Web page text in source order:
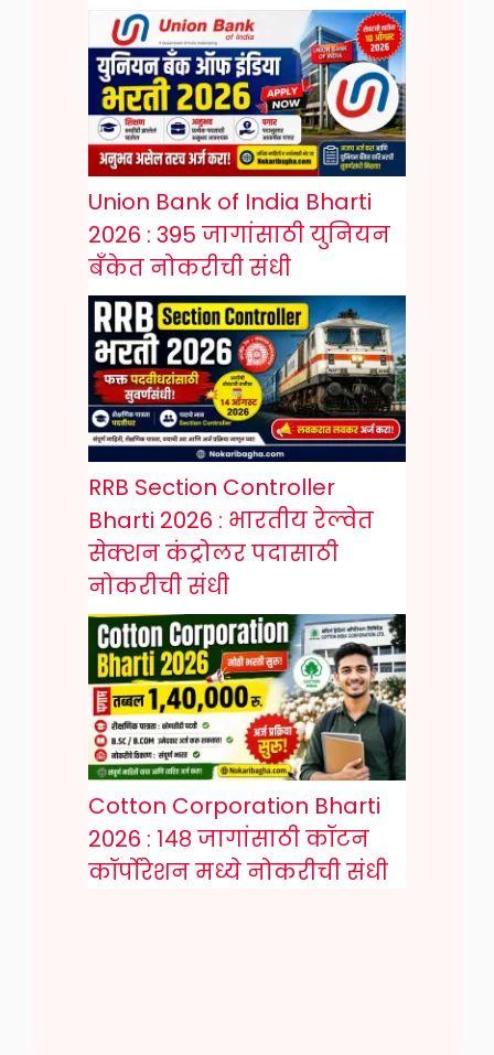
Union Bank of India Bharti
2026 : 395 जागांसाठी युनियन
बँकेत नोकरीची संधी
RRB Section Controller
Bharti 2026 : भारतीय रेल्वेत
सेक्शन कंट्रोलर पदासाठी
नोकरीची संधी
Cotton Corporation Bharti
2026 : १४८ जागांसाठी कॉटन
कॉर्पोरेशन मध्ये नोकरीची संधी